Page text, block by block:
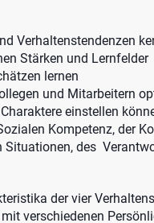
Verhaltenstendenzen
Stärken und Lernfelder
lernen
und Mitarbeitern
einstellen
Kompetenz, der
Situationen, des
der vier
verschiedenen